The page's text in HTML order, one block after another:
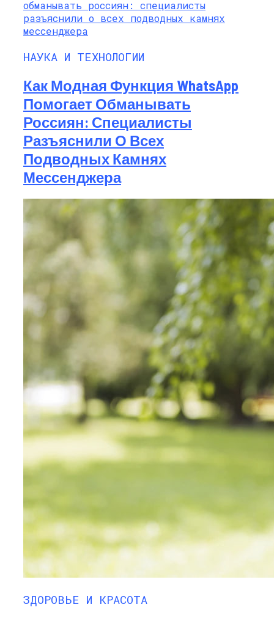
НАУКА И ТЕХНОЛОГИИ
Как Модная Функция WhatsApp
Помогает Обманывать
Россиян: Специалисты
Разъяснили О Всех
Подводных Камнях
Мессенджера
ЗДОРОВЬЕ И КРАСОТА